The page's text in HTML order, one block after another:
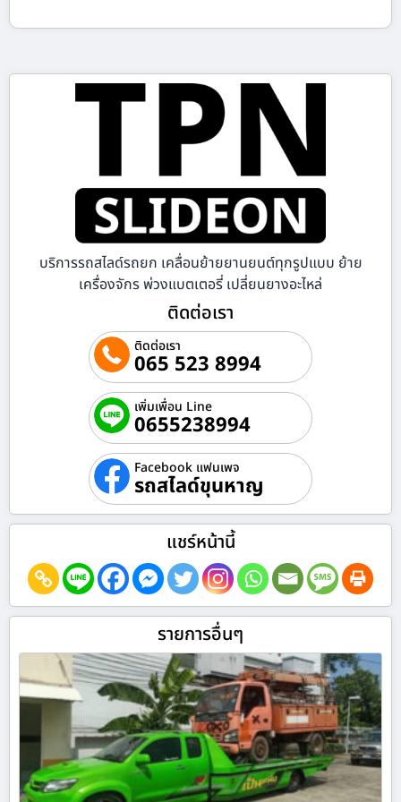
บริการรถสไลด์รถยก เคลื่อนย้ายยานยนต์ทุกรูปแบบ ย้าย
เครื่องจักร พ่วงแบตเตอรี่ เปลี่ยนยางอะไหล่
ติดต่อเรา
ติดต่อเรา
065 523 8994
เพิ่มเพื่อน Line
0655238994
Facebook แฟนเพจ
รถสไลด์ขุนหาญ
แชร์หน้านี้
รายการอื่นๆ